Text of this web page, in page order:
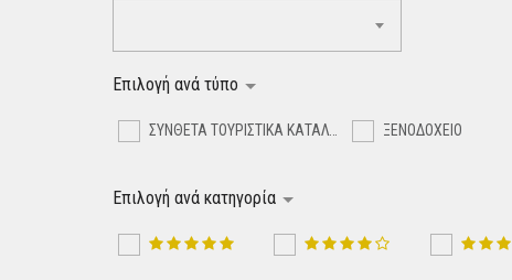
Επιλογή ανά τύπο
ΣΥΝΘΕΤΑ ΤΟΥΡΙΣΤΙΚΑ ΚΑΤΑΛΥΜΑΤΑ ΞΕΝΟΔΟΧΕΙΟ
Επιλογή ανά κατηγορία